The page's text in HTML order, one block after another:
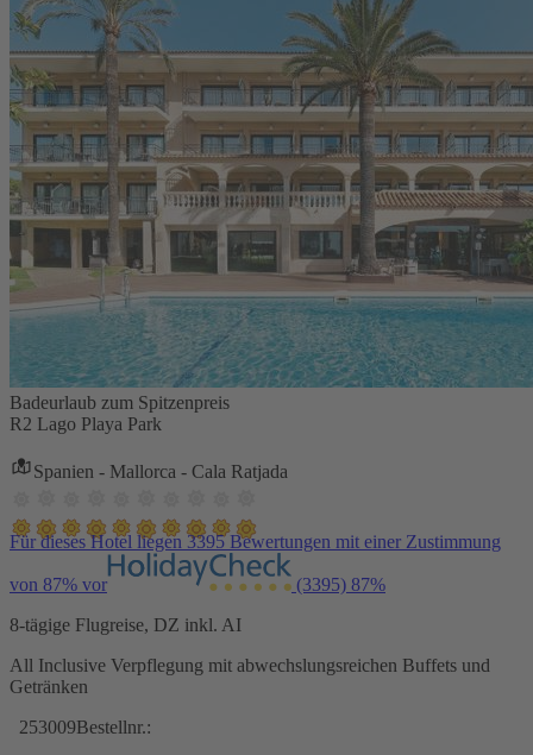
Badeurlaub zum Spitzenpreis
R2 Lago Playa Park
Spanien - Mallorca - Cala Ratjada
Für dieses Hotel liegen 3395 Bewertungen mit einer Zustimmung
von 87% vor (3395) 87%
8-tägige Flugreise, DZ inkl. AI
All Inclusive Verpflegung mit abwechslungsreichen Buffets und
Getränken
253009Bestellnr.: